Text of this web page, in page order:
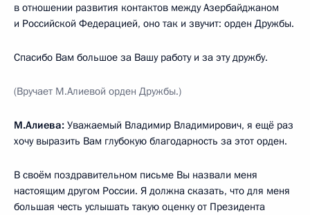
в отношении развития контактов между Азербайджаном
и Российской Федерацией, оно так и звучит: орден Дружбы.
Спасибо Вам большое за Вашу работу и за эту дружбу.
(Вручает М.Алиевой орден Дружбы.)
М.Алиева: Уважаемый Владимир Владимирович, я ещё раз
хочу выразить Вам глубокую благодарность за этот орден.
В своём поздравительном письме Вы назвали меня
настоящим другом России. Я должна сказать, что для меня
большая честь услышать такую оценку от Президента